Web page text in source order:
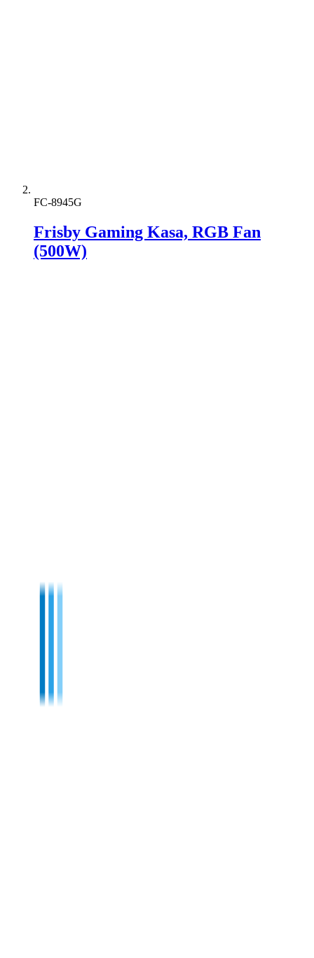
FC-8945G
Frisby Gaming Kasa, RGB Fan
(500W)